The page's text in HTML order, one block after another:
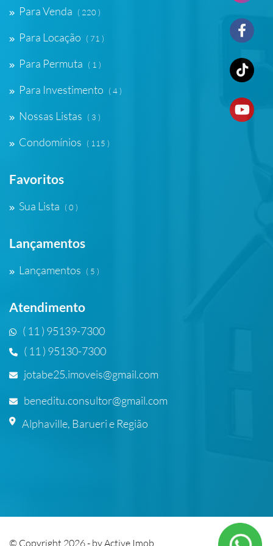
Para Venda ( 220 )
Para Locação ( 71 )
Para Permuta ( 1 )
Para Investimento ( 4 )
Nossas Listas ( 3 )
Condomínios ( 115 )
Favoritos
Sua Lista ( 0 )
Lançamentos
Lançamentos ( 5 )
Atendimento
( 11 ) 95139-7300
( 11 ) 95130-7300
jotabe25.imoveis@gmail.com
beneditu.consultor@gmail.com
Alphaville, Barueri e Região
© Copyright 2026 - byActive Imob